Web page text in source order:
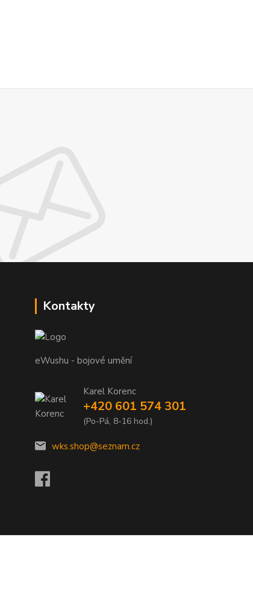
Kontakty
eWushu - bojové umění
Karel Korenc
+420 601 574 301
(Po-Pá, 8-16 hod.)
wks.shop@seznam.cz